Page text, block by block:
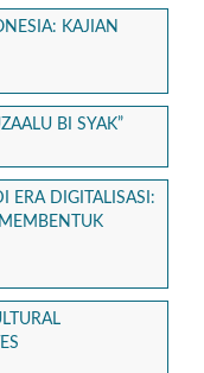
KAJIAN
BI SYAK”
ERA DIGITALISASI: